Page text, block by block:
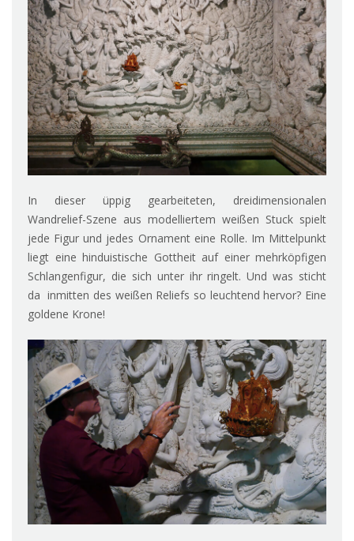
In dieser üppig gearbeiteten, dreidimensionalen
Wandrelief-Szene aus modelliertem weißen Stuck spielt
jede Figur und jedes Ornament eine Rolle. Im Mittelpunkt
liegt eine hinduistische Gottheit auf einer mehrköpfigen
Schlangenfigur, die sich unter ihr ringelt. Und was sticht
da inmitten des weißen Reliefs so leuchtend hervor? Eine
goldene Krone!